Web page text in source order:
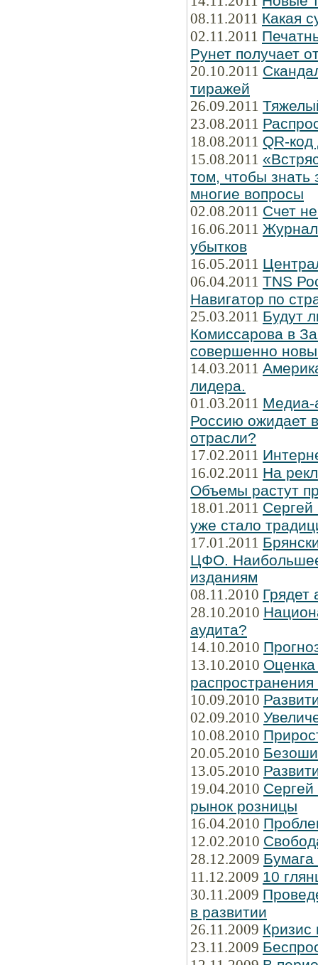
08.11.2011 Какая
02.11.2011
Рунет получает
20.10.2011
тиражей
26.09.2011
23.08.2011
18.08.2011 QR-код
15.08.2011
том, чтобы знать
многие вопросы
02.08.2011 Счет
16.06.2011 Журнал
убытков
16.05.2011
06.04.2011 TNS
Навигатор по
25.03.2011 Будут
Комиссарова в
совершенно
14.03.2011
лидера.
01.03.2011 Медиа-
Россию ожидает
отрасли?
17.02.2011
16.02.2011 На
Объемы растут
18.01.2011 Сергей
уже стало
17.01.2011
ЦФО.
изданиям
08.11.2010 Грядет
28.10.2010
аудита?
14.10.2010
13.10.2010
10.09.2010
02.09.2010
10.08.2010
20.05.2010
13.05.2010
19.04.2010 Сергей
рынок розницы
16.04.2010
12.02.2010
28.12.2009
11.12.2009 10
30.11.2009
в развитии
26.11.2009
23.11.2009